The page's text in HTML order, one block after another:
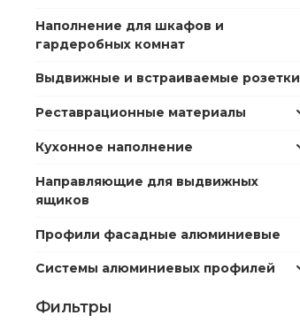
Наполнение для шкафов и
гардеробных комнат
Выдвижные и встраиваемые розетки
Реставрационные материалы
Кухонное наполнение
Направляющие для выдвижных
ящиков
Профили фасадные алюминиевые
Системы алюминиевых профилей
Фильтры